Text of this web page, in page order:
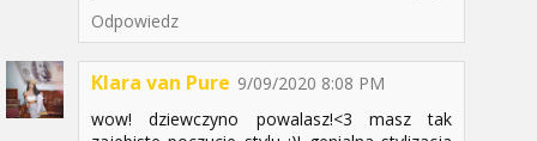
Odpowiedz
Klara van Pure 9/09/2020 8:08 PM
wow! dziewczyno powalasz!<3 masz tak